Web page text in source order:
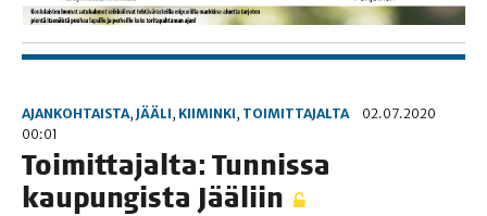
AJANKOHTAISTA, JÄÄLI, KIIMINKI, TOIMITTAJALTA
02.07.2020
00:01
Toi­mit­ta­jal­ta: Tun­nis­sa
kau­pun­gis­ta Jääliin